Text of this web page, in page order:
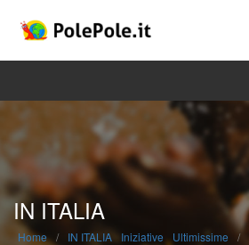
IN ITALIA
Home / IN ITALIA Iniziative Ultimissime /